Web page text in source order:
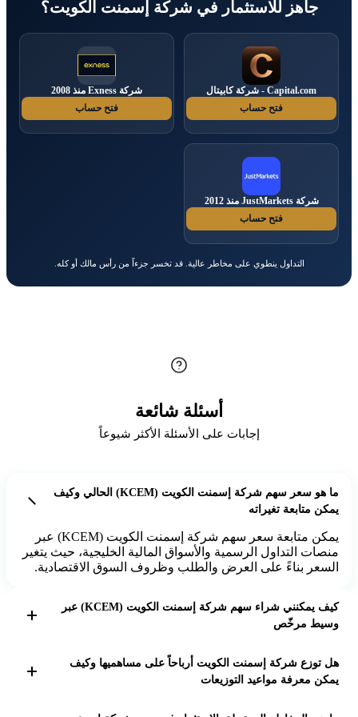
جاهز للاستثمار في شركة إسمنت الكويت؟
Capital.com - شركة كابيتال
فتح حساب
شركة Exness منذ 2008
فتح حساب
شركة JustMarkets منذ 2012
فتح حساب
التداول ينطوي على مخاطر عالية. قد تخسر جزءاً من رأس مالك أو كله.
أسئلة شائعة
إجابات على الأسئلة الأكثر شيوعاً
ما هو سعر سهم شركة إسمنت الكويت (KCEM) الحالي وكيف
يمكن متابعة تغيراته
يمكن متابعة سعر سهم شركة إسمنت الكويت (KCEM) عبر
منصات التداول الرسمية والأسواق المالية الخليجية، حيث يتغير
السعر بناءً على العرض والطلب وظروف السوق الاقتصادية.
كيف يمكنني شراء سهم شركة إسمنت الكويت (KCEM) عبر
وسيط مرخّص
مرخّص في السوق المالية الخليجية، ثم تقديم طلب شراء
عبر منصة التداول الإلكترونية أو الهاتفية، مع التأكد من توفر
هل توزع شركة إسمنت الكويت أرباحاً على مساهميها وكيف
يمكن معرفة مواعيد التوزيعات